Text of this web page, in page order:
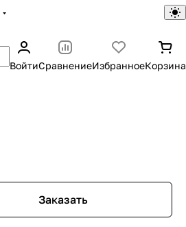
ВойтиСравнениеИзбранноеКорзина
Заказать